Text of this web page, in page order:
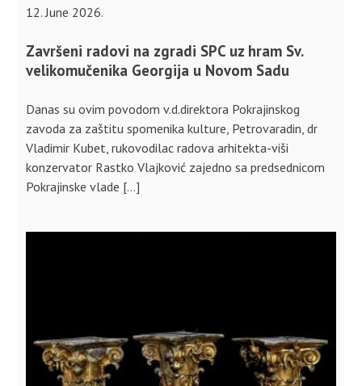
12. June 2026.
Završeni radovi na zgradi SPC uz hram Sv.
velikomučenika Georgija u Novom Sadu
Danas su ovim povodom v.d.direktora Pokrajinskog
zavoda za zaštitu spomenika kulture, Petrovaradin, dr
Vladimir Kubet, rukovodilac radova arhitekta-viši
konzervator Rastko Vlajković zajedno sa predsednicom
Pokrajinske vlade […]